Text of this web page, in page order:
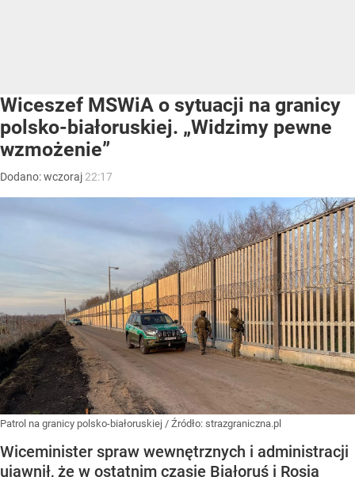
Wiceszef MSWiA o sytuacji na granicy
polsko-białoruskiej. „Widzimy pewne
wzmożenie”
Dodano:wczoraj 22:17
Patrol na granicy polsko-białoruskiej / Źródło: strazgraniczna.pl
Wiceminister spraw wewnętrznych i administracji
ujawnił, że w ostatnim czasie Białoruś i Rosja